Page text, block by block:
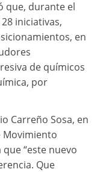
que, durante el
iniciativas,
en
de químicos
por
Carreño Sosa, en
Movimiento
“este nuevo
Que